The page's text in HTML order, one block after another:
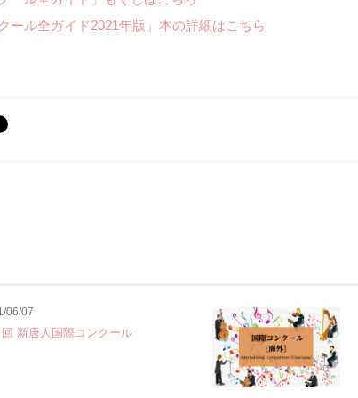
ール全ガイド2021年版」本の詳細はこちら
06/07
新唐人国際コンクール